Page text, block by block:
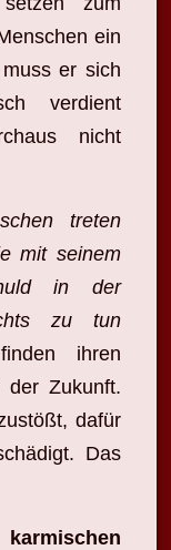
ein
er sich
verdient
nicht
treten
mit seinem
in der
zu tun
ihren
der Zukunft.
dafür
Das